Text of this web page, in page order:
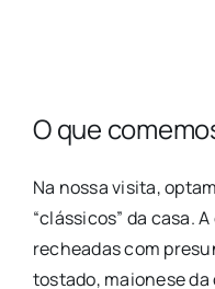
O que
Na nossa visita,
“clássicos” da casa.
recheadas com
tostado, maionese